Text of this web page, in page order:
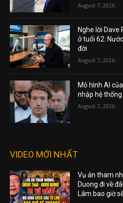
August 7, 2026
Nghe lời Dave
ở tuổi 62:
đời
August 7, 2026
Mô hình AI
nhập hệ
August 7, 2026
VIDEO MỚI NHẤT
Vụ án tham
Duong đi về
Lâm bao giờ